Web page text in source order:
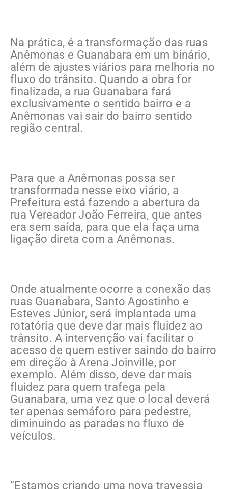
Na prática, é a transformação das ruas
Anêmonas e Guanabara em um binário,
além de ajustes viários para melhoria no
fluxo do trânsito. Quando a obra for
finalizada, a rua Guanabara fará
exclusivamente o sentido bairro e a
Anêmonas vai sair do bairro sentido
região central.
Para que a Anêmonas possa ser
transformada nesse eixo viário, a
Prefeitura está fazendo a abertura da
rua Vereador João Ferreira, que antes
era sem saída, para que ela faça uma
ligação direta com a Anêmonas.
Onde atualmente ocorre a conexão das
ruas Guanabara, Santo Agostinho e
Esteves Júnior, será implantada uma
rotatória que deve dar mais fluidez ao
trânsito. A intervenção vai facilitar o
acesso de quem estiver saindo do bairro
em direção à Arena Joinville, por
exemplo. Além disso, deve dar mais
fluidez para quem trafega pela
Guanabara, uma vez que o local deverá
ter apenas semáforo para pedestre,
diminuindo as paradas no fluxo de
veículos.
“Estamos criando uma nova travessia